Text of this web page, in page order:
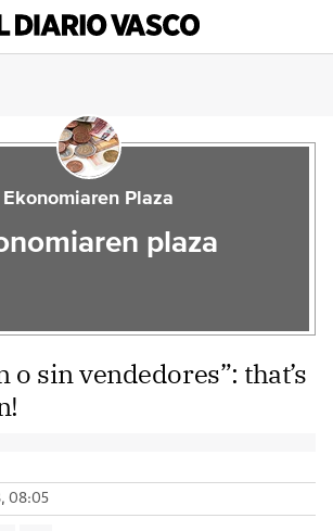
Ekonomiaren Plaza
plaza
o sin vendedores”: that’s
08:05